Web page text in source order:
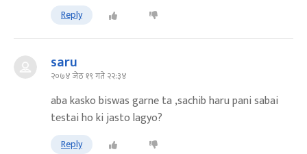
Reply
saru
२०७४ जेठ १९ गते २२:३४
aba kasko biswas garne ta ,sachib haru pani sabai
testai ho ki jasto lagyo?
Reply